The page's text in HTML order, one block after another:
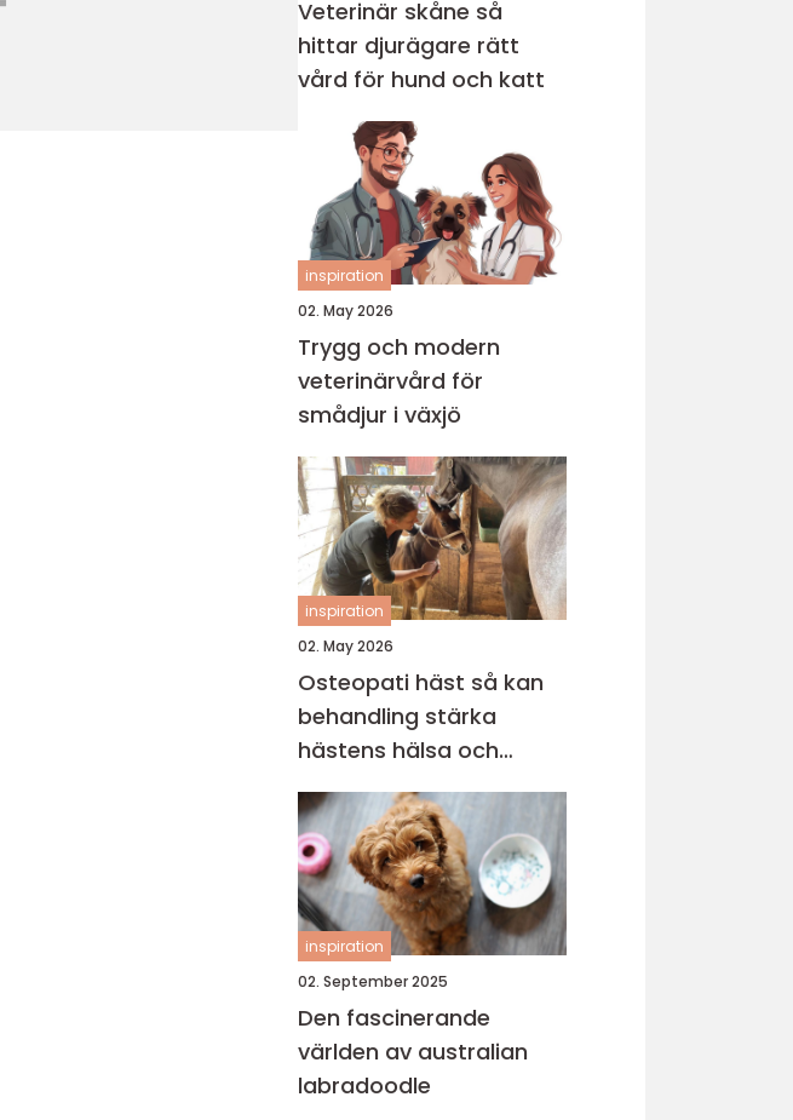
Veterinär skåne så
hittar djurägare rätt
vård för hund och katt
inspiration
02. May 2026
Trygg och modern
veterinärvård för
smådjur i växjö
inspiration
02. May 2026
Osteopati häst så kan
behandling stärka
hästens hälsa och
prestation
inspiration
02. September 2025
Den fascinerande
världen av australian
labradoodle